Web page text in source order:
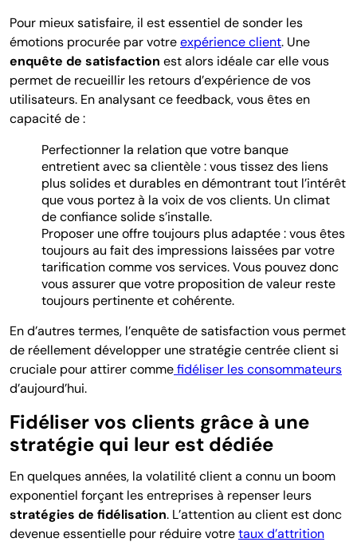
Pour mieux satisfaire, il est essentiel de sonder les
émotions procurée par votreexpérience client. Une
enquête de satisfaction est alors idéale car elle vous
permet de recueillir les retours d’expérience de vos
utilisateurs. En analysant ce feedback, vous êtes en
capacité de :
Perfectionner la relation que votre banque
entretient avec sa clientèle : vous tissez des liens
plus solides et durables en démontrant tout l’intérêt
que vous portez à la voix de vos clients. Un climat
de confiance solide s’installe.
Proposer une offre toujours plus adaptée : vous êtes
toujours au fait des impressions laissées par votre
tarification comme vos services. Vous pouvez donc
vous assurer que votre proposition de valeur reste
toujours pertinente et cohérente.
En d’autres termes, l’enquête de satisfaction vous permet
de réellement développer une stratégie centrée client si
cruciale pour attirer commefidéliser les consommateurs
d’aujourd’hui.
Fidéliser vos clients grâce à une
stratégie qui leur est dédiée
En quelques années, la volatilité client a connu un boom
exponentiel forçant les entreprises à repenser leurs
stratégies de fidélisation. L’attention au client est donc
devenue essentielle pour réduire votretaux d’attrition